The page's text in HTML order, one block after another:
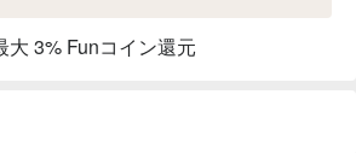
大 3% Funコイン還元